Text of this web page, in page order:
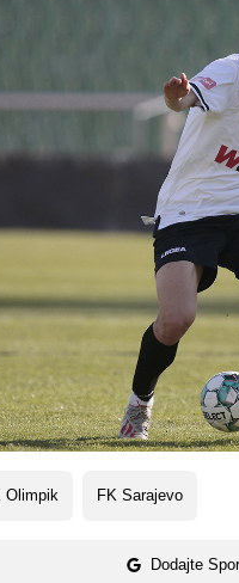
Olimpik FK Sarajevo
Dodajte